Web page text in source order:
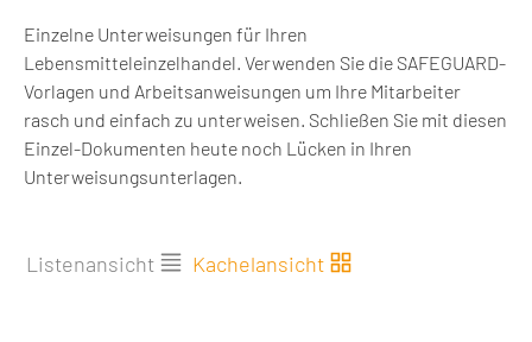
Einzelne Unterweisungen für Ihren
Lebensmitteleinzelhandel. Verwenden Sie die SAFEGUARD-
Vorlagen und Arbeitsanweisungen um Ihre Mitarbeiter
rasch und einfach zu unterweisen. Schließen Sie mit diesen
Einzel-Dokumenten heute noch Lücken in Ihren
Unterweisungsunterlagen.
Listenansicht Kachelansicht